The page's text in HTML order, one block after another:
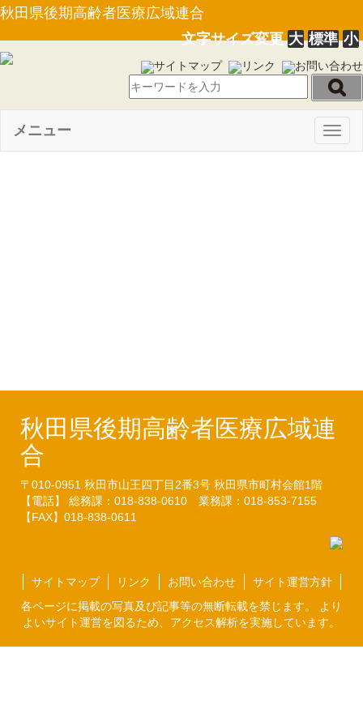
秋田県後期高齢者医療広域連合
文字サイズ変更大 標準 小
サイトマップ リンク お問い合わせ
メニュー
秋田県後期高齢者医療広域連
合
〒010-0951 秋田市山王四丁目2番3号 秋田県市町村会館1階
【電話】 総務課：018-838-0610 業務課：018-853-7155
【FAX】018-838-0611
サイトマップ リンク お問い合わせ
サイト運営方針
各ページに掲載の写真及び記事等の無断転載を禁じます。 より
よいサイト運営を図るため、アクセス解析を実施しています。